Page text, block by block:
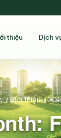
thiệu Dịch
/Giới thiệu /